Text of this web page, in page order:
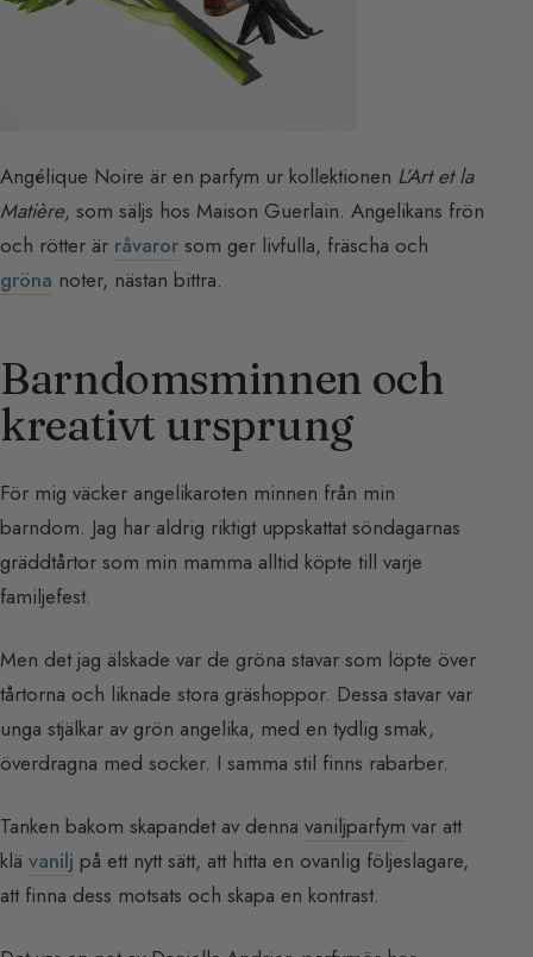
Angélique Noire är en parfym ur kollektionen L’Art et la
Matière, som säljs hos Maison Guerlain. Angelikans frön
och rötter är råvaror som ger livfulla, fräscha och
gröna noter, nästan bittra.
Barndomsminnen och
kreativt ursprung
För mig väcker angelikaroten minnen från min
barndom. Jag har aldrig riktigt uppskattat söndagarnas
gräddtårtor som min mamma alltid köpte till varje
familjefest.
Men det jag älskade var de gröna stavar som löpte över
tårtorna och liknade stora gräshoppor. Dessa stavar var
unga stjälkar av grön angelika, med en tydlig smak,
överdragna med socker. I samma stil finns rabarber.
Tanken bakom skapandet av denna vaniljparfym var att
klä vanilj på ett nytt sätt, att hitta en ovanlig följeslagare,
att finna dess motsats och skapa en kontrast.